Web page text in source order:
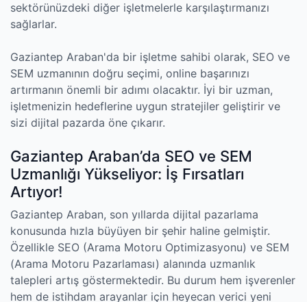
sektörünüzdeki diğer işletmelerle karşılaştırmanızı
sağlarlar.
Gaziantep Araban'da bir işletme sahibi olarak, SEO ve
SEM uzmanının doğru seçimi, online başarınızı
artırmanın önemli bir adımı olacaktır. İyi bir uzman,
işletmenizin hedeflerine uygun stratejiler geliştirir ve
sizi dijital pazarda öne çıkarır.
Gaziantep Araban’da SEO ve SEM
Uzmanlığı Yükseliyor: İş Fırsatları
Artıyor!
Gaziantep Araban, son yıllarda dijital pazarlama
konusunda hızla büyüyen bir şehir haline gelmiştir.
Özellikle SEO (Arama Motoru Optimizasyonu) ve SEM
(Arama Motoru Pazarlaması) alanında uzmanlık
talepleri artış göstermektedir. Bu durum hem işverenler
hem de istihdam arayanlar için heyecan verici yeni